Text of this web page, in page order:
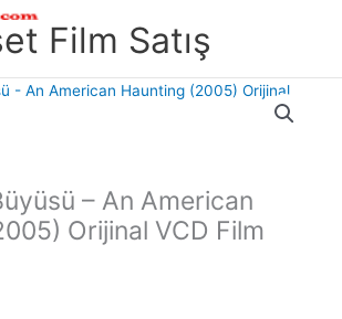
Film Satış
– An American
Orijinal VCD Film